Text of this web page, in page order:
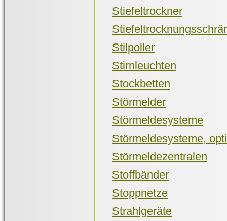
Stiefeltrockner
Stilpoller
Stirnleuchten
Stockbetten
Störmelder
Störmeldesysteme
Störmeldesysteme,
Störmeldezentralen
Stoffbänder
Stoppnetze
Strahlgeräte